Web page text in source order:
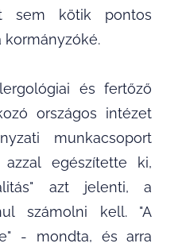
sem kötik pontos
kormányzóké.
és fertőző
országos intézet
munkacsoport
egészítette ki,
azt jelenti, a
számolni kell. "A
- mondta, és arra